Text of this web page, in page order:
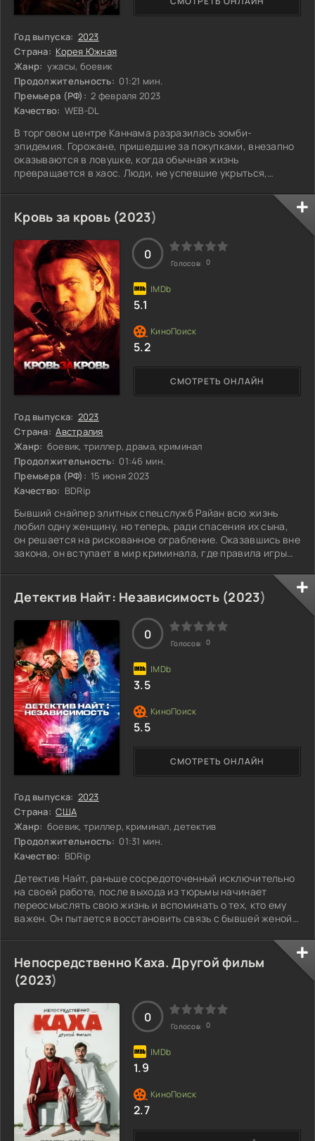
Год выпуска: 2023
Страна: Корея Южная
Жанр: ужасы, боевик
Продолжительность: 01:21 мин.
Премьера (РФ): 2 февраля 2023
Качество: WEB-DL
В торговом центре Каннама разразилась зомби-
эпидемия. Горожане, пришедшие за покупками, внезапно
оказываются в ловушке, когда обычная жизнь
превращается в хаос. Люди, не успевшие укрыться,
когда-то были их соседями и друзьями. В этих условиях
выживания каждый должен решать, доверять ли другим
или полагаться только на себя. Устрашающая атмосфера,
стремительное развитие событий и нарастающее
напряжение – всё это заставляет героев искать выход из
Кровь за кровь (2023)
Год выпуска: 2023
Страна: Австралия
Жанр: боевик, триллер, драма, криминал
Продолжительность: 01:46 мин.
Премьера (РФ): 15 июня 2023
Качество: BDRip
Бывший снайпер элитных спецслужб Райан всю жизнь
любил одну женщину, но теперь, ради спасения их сына,
он решается на рискованное ограбление. Оказавшись вне
закона, он вступает в мир криминала, где правила игры
тонкому льду, и за каждым углом поджидает опасность.
Готов ли он на все ради любимых, даже если придется
столкнуться с теми, кто не подчиняется его правилам?
СМОТРЕТЬ ОНЛАЙН
0
Голосов: 0
5.1
5.2
Детектив Найт: Независимость (2023)
Год выпуска: 2023
Страна: США
Жанр: боевик, триллер, криминал, детектив
Продолжительность: 01:31 мин.
Качество: BDRip
Детектив Найт, раньше сосредоточенный исключительно
на своей работе, после выхода из тюрьмы начинает
переосмыслять свою жизнь и вспоминать о тех, кто ему
важен. Он пытается восстановить связь с бывшей женой и
проявляют особой человечности: они издеваются и
избивают парамедика Дэзи, который осмелился зайти в
их бар. Для этого неуравновешенного врача это
становится последней каплей. Обнаружив полицейский
значок и униформу, он чувствует себя
СМОТРЕТЬ ОНЛАЙН
0
Голосов: 0
3.5
5.5
Непосредственно Каха. Другой фильм
(2023)
0
Голосов: 0
1.9
2.7